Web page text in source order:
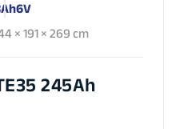
6V
× 191 × 269 cm
245Ah